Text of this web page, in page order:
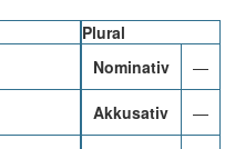
Plural
Nominativ
—
Akkusativ —